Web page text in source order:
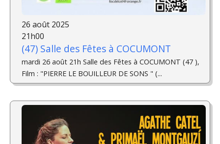
26 août 2025
21h00
(47) Salle des Fêtes à COCUMONT
mardi 26 août 21h Salle des Fêtes à COCUMONT (47 ),
Film : "PIERRE LE BOUILLEUR DE SONS " (...